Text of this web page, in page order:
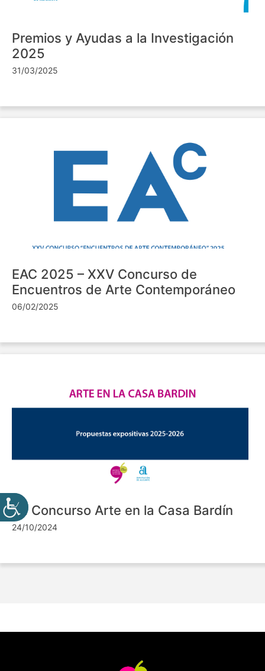
Premios y Ayudas a la Investigación
2025
31/03/2025
EAC 2025 – XXV Concurso de
Encuentros de Arte Contemporáneo
06/02/2025
VII Concurso Arte en la Casa Bardín
24/10/2024